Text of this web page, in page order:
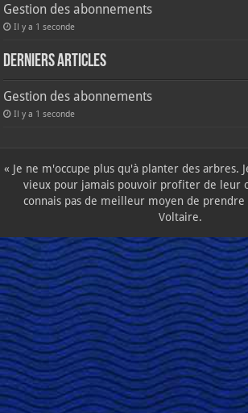
Gestion des abonnements
Il y a 1 seconde
Derniers articles
Gestion des abonnements
Il y a 1 seconde
« Je ne m'occupe plus qu'à planter des arbres.
vieux pour jamais pouvoir profiter de leur
connais pas de meilleur moyen de prendre
Voltaire.